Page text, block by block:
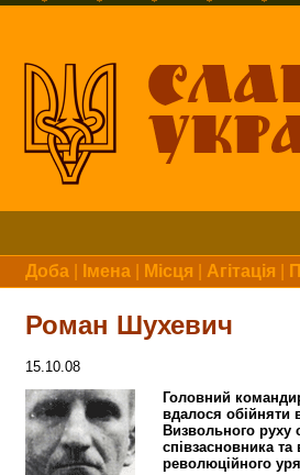
Доба Імена Місця Агітація
Роман Шухевич
15.10.08
Головний
вдалося обійняти
Визвольного руху
співзасновника та
революційного